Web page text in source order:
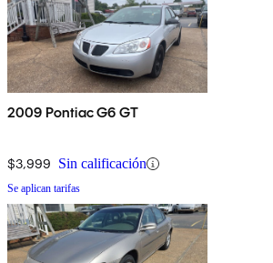
2009 Pontiac G6 GT
$3,999 Sin calificación
Se aplican tarifas